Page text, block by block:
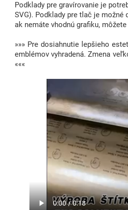
Podklady pre gravírovanie je
SVG). Podklady pre tlač je možné
ak nemáte vhodnú grafiku,
»»» Pre dosiahnutie lepšieho
emblémov vyhradená. Zmena
«««